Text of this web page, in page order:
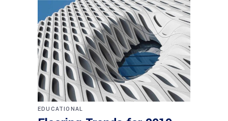
EDUCATIONAL